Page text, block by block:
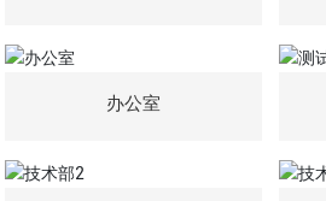
办公室